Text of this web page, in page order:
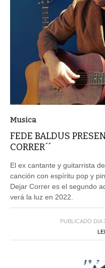
Musica
FEDE BALDUS
CORRER´´
El ex cantante y guitarrista
canción con espíritu pop y
Dejar Correr es el segundo
verá la luz en 2022.
PUBLICADO DIA